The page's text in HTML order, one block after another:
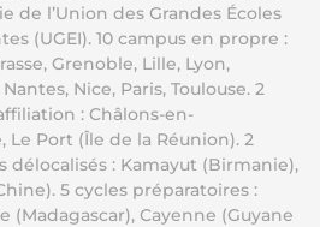
de l’Union des Grandes Écoles
(UGEI). 10 campus en propre :
Grenoble, Lille, Lyon,
Nice, Paris, Toulouse. 2
: Châlons-en-
Le Port (Île de la Réunion). 2
délocalisés : Kamayut (Birmanie),
5 cycles préparatoires :
(Madagascar), Cayenne (Guyane